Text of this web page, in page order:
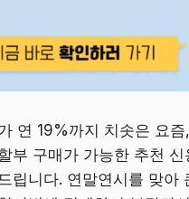
연 19%까지 치솟은 요즘
부 구매가 가능한 추천
립니다. 연말연시를 맞아